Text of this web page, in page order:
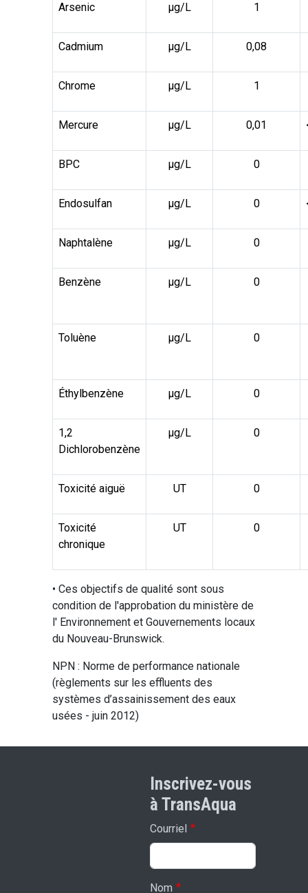
Arsenic µg/L 1
Cadmium µg/L 0,08
Chrome µg/L 1
Mercure µg/L 0,01
BPC µg/L 0
Endosulfan µg/L 0
Naphtalène µg/L 0
Benzène µg/L 0
Toluène µg/L 0
Éthylbenzène µg/L 0
1,2
Dichlorobenzène
µg/L 0
Toxicité aiguë UT 0
Toxicité
chronique
UT 0
• Ces objectifs de qualité sont sous
condition de l'approbation du ministère de
l' Environnement et Gouvernements locaux
du Nouveau-Brunswick.
NPN : Norme de performance nationale
(règlements sur les effluents des
systèmes d’assainissement des eaux
usées - juin 2012)
Inscrivez-vous
à TransAqua
Courriel
Nom